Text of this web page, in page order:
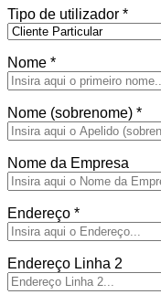
Tipo de utilizador *
Nome *
Nome (sobrenome) *
Nome da Empresa
Endereço *
Endereço Linha 2